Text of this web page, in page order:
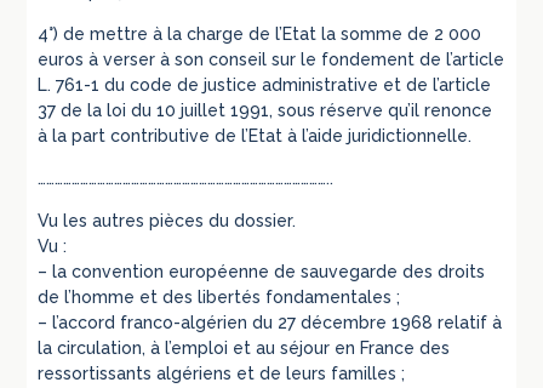
4°) de mettre à la charge de l’Etat la somme de 2 000
euros à verser à son conseil sur le fondement de l’article
L. 761-1 du code de justice administrative et de l’article
37 de la loi du 10 juillet 1991, sous réserve qu’il renonce
à la part contributive de l’Etat à l’aide juridictionnelle.
…………………………………………………………………………………………..
Vu les autres pièces du dossier.
Vu :
– la convention européenne de sauvegarde des droits
de l’homme et des libertés fondamentales ;
– l’accord franco-algérien du 27 décembre 1968 relatif à
la circulation, à l’emploi et au séjour en France des
ressortissants algériens et de leurs familles ;